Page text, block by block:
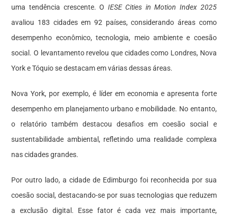
uma tendência crescente. O IESE Cities in Motion Index 2025
avaliou 183 cidades em 92 países, considerando áreas como
desempenho econômico, tecnologia, meio ambiente e coesão
social. O levantamento revelou que cidades como Londres, Nova
York e Tóquio se destacam em várias dessas áreas.
Nova York, por exemplo, é líder em economia e apresenta forte
desempenho em planejamento urbano e mobilidade. No entanto,
o relatório também destacou desafios em coesão social e
sustentabilidade ambiental, refletindo uma realidade complexa
nas cidades grandes.
Por outro lado, a cidade de Edimburgo foi reconhecida por sua
coesão social, destacando-se por suas tecnologias que reduzem
a exclusão digital. Esse fator é cada vez mais importante,